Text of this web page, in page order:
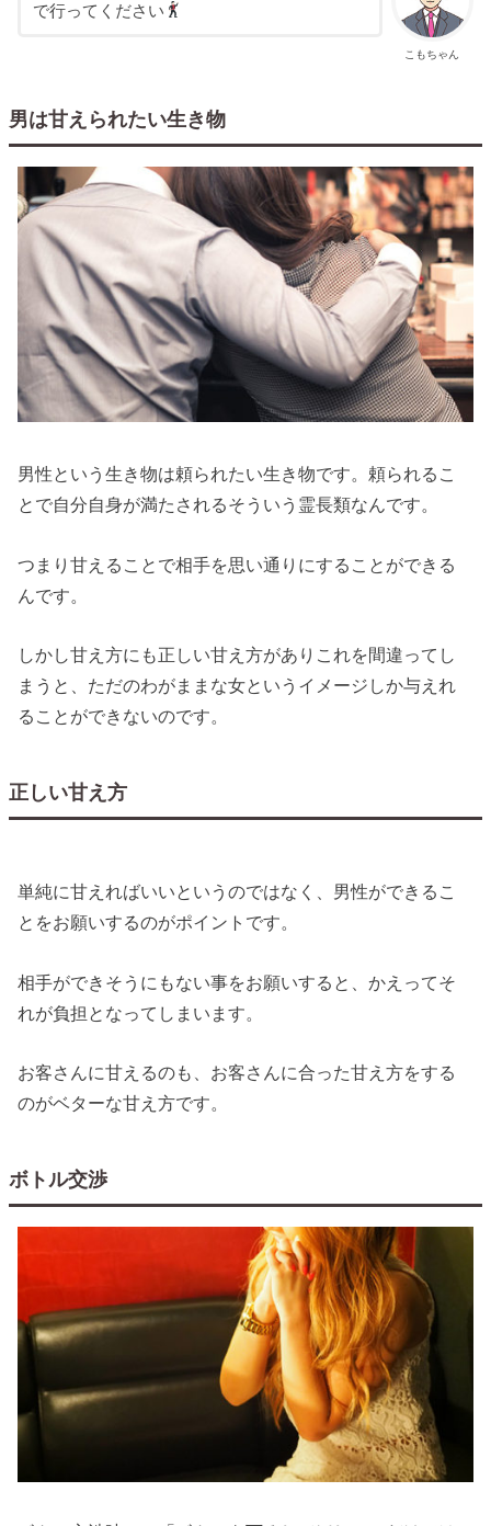
こもちゃん
で行ってください
男は甘えられたい生き物
男性という生き物は頼られたい生き物です。頼られるこ
とで自分自身が満たされるそういう霊長類なんです。
つまり甘えることで相手を思い通りにすることができる
んです。
しかし甘え方にも正しい甘え方がありこれを間違ってし
まうと、ただのわがままな女というイメージしか与えれ
ることができないのです。
正しい甘え方
単純に甘えればいいというのではなく、男性ができるこ
とをお願いするのがポイントです。
相手ができそうにもない事をお願いすると、かえってそ
れが負担となってしまいます。
お客さんに甘えるのも、お客さんに合った甘え方をする
のがベターな甘え方です。
ボトル交渉